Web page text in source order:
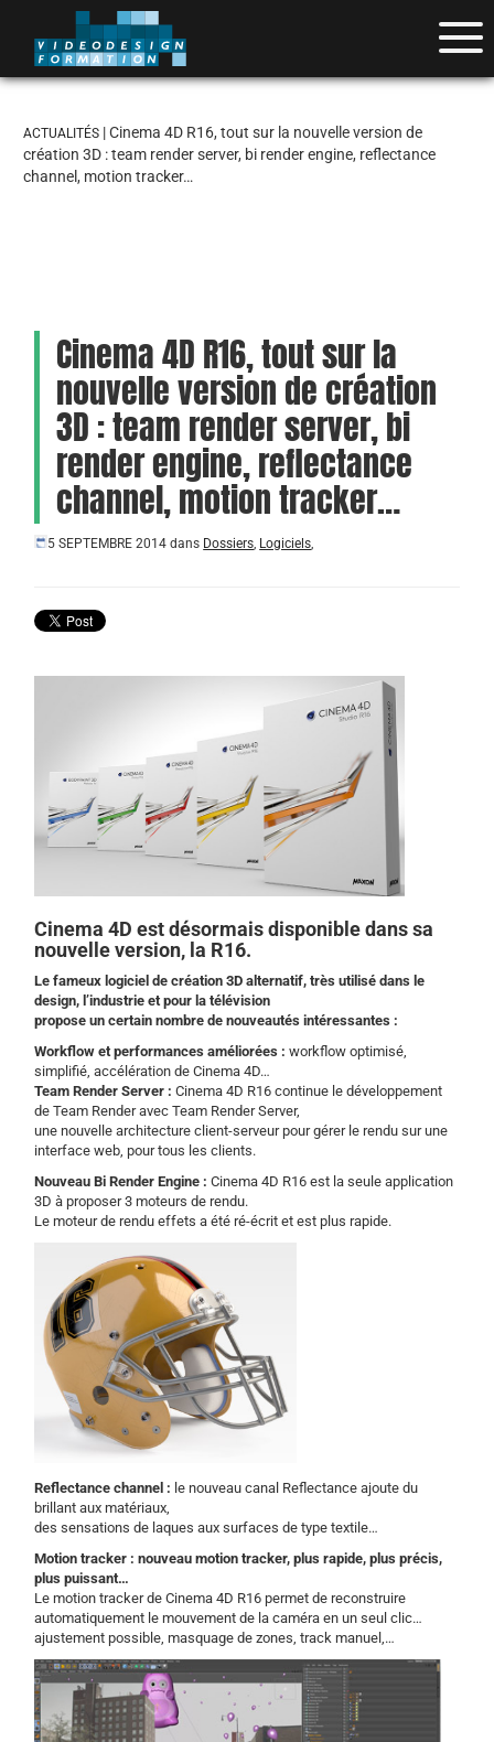
ACTUALITÉS | Cinema 4D R16, tout sur la nouvelle version de
création 3D : team render server, bi render engine, reflectance
channel, motion tracker…
Cinema 4D R16, tout sur la
nouvelle version de création
3D : team render server, bi
render engine, reflectance
channel, motion tracker…
5 SEPTEMBRE 2014 dans Dossiers, Logiciels,
Cinema 4D est désormais disponible dans sa
nouvelle version, la R16.
Le fameux logiciel de création 3D alternatif, très utilisé dans le
design, l’industrie et pour la télévision
propose un certain nombre de nouveautés intéressantes :
Workflow et performances améliorées : workflow optimisé,
simplifié, accélération de Cinema 4D…
Team Render Server :Cinema 4D R16 continue le développement
de Team Render avec Team Render Server,
une nouvelle architecture client-serveur pour gérer le rendu sur une
interface web, pour tous les clients.
Nouveau Bi Render Engine : Cinema 4D R16 est la seule application
3D à proposer 3 moteurs de rendu.
Le moteur de rendu effets a été ré-écrit et est plus rapide.
Reflectance channel : le nouveau canal Reflectance ajoute du
brillant aux matériaux,
des sensations de laques aux surfaces de type textile…
Motion tracker : nouveau motion tracker, plus rapide, plus précis,
plus puissant…
Le motion tracker de Cinema 4D R16 permet de reconstruire
automatiquement le mouvement de la caméra en un seul clic…
ajustement possible, masquage de zones, track manuel,…